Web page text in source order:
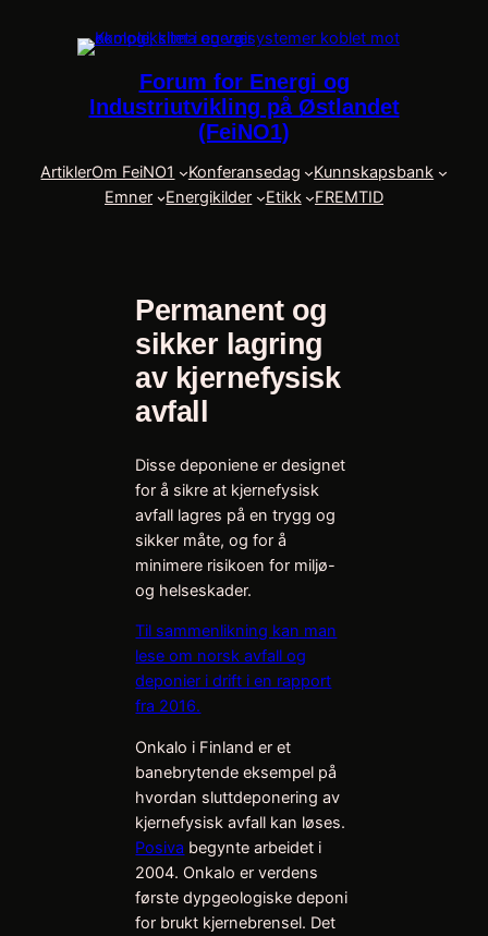
Forum for Energi og
Industriutvikling på Østlandet
(FeiNO1)
ArtiklerOm FeiNO1 Konferansedag
Kunnskapsbank
Emner
Energikilder Etikk FREMTID
Permanent og
sikker lagring
av kjernefysisk
avfall
Disse deponiene er designet
for å sikre at kjernefysisk
avfall lagres på en trygg og
sikker måte, og for å
minimere risikoen for miljø-
og helseskader.
Til sammenlikning kan man
lese om norsk avfall og
deponier i drift i en rapport
fra 2016.
Onkalo i Finland er et
banebrytende eksempel på
hvordan sluttdeponering av
kjernefysisk avfall kan løses.
Posiva begynte arbeidet i
2004. Onkalo er verdens
første dypgeologiske deponi
for brukt kjernebrensel. Det